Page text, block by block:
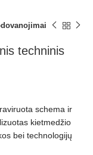
techninis
schema ir
kietmedžio
bei technologijų